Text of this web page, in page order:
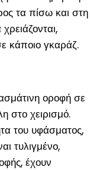
τα πίσω και στη
κάποιο γκαράζ.
οροφή σε
στο χειρισμό.
του υφάσματος,
τυλιγμένο,
έχουν